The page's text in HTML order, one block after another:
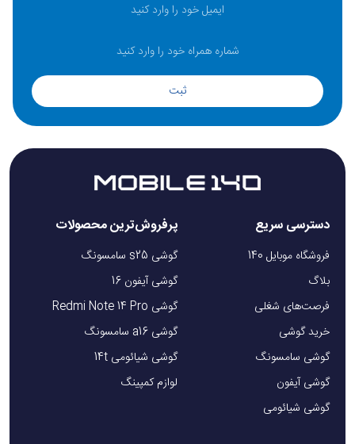
ثبت
دسترسی سریع
فروشگاه موبایل 140
بلاگ
فرصت‌های شغلی
خرید گوشی
گوشی سامسونگ
گوشی آیفون
گوشی شیائومی
پرفروش‌ترین محصولات
گوشی s25 سامسونگ
گوشی آیفون 16
گوشی Redmi Note 14 Pro
گوشی a16 سامسونگ
گوشی شیائومی 14t
لوازم کمپینگ